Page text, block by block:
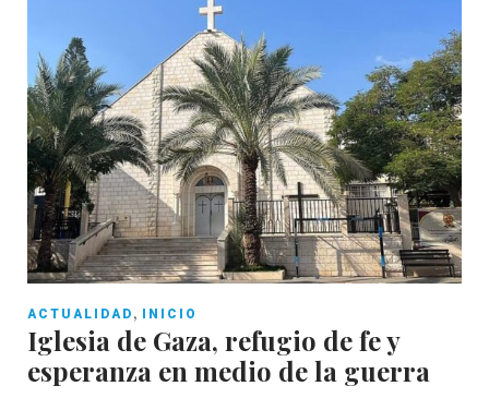
ACTUALIDAD , INICIO
Iglesia de Gaza, refugio de fe y
esperanza en medio de la guerra